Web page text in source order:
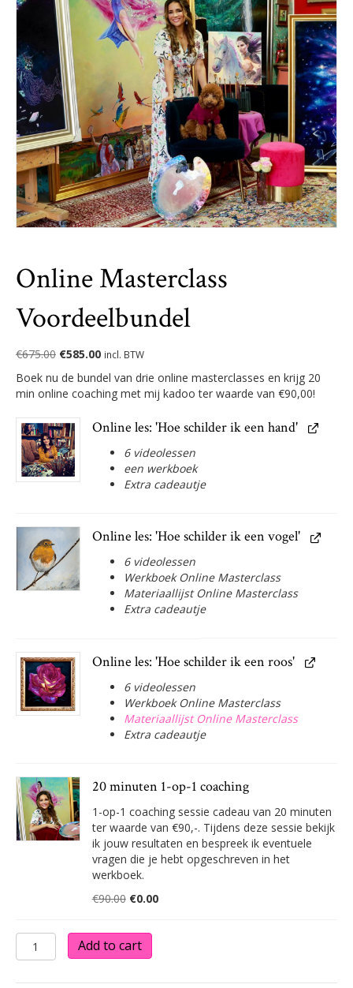
Online Masterclass
Voordeelbundel
€675.00 Original
was:
€675.00.
€585.00Current
is:
€585.00.
incl. BTW
Boek nu de bundel van drie online masterclasses en krijg 20
min online coaching met mij kadoo ter waarde van €90,00!
Online les: 'Hoe schilder ik een hand'
6 videolessen
een werkboek
Extra cadeautje
Online les: 'Hoe schilder ik een vogel'
6 videolessen
Werkboek Online Masterclass
Materiaallijst Online Masterclass
Extra cadeautje
Online les: 'Hoe schilder ik een roos'
6 videolessen
Werkboek Online Masterclass
Materiaallijst Online Masterclass
Extra cadeautje
20 minuten 1-op-1 coaching
1-op-1 coaching sessie cadeau van 20 minuten
ter waarde van €90,-. Tijdens deze sessie bekijk
ik jouw resultaten en bespreek ik eventuele
vragen die je hebt opgeschreven in het
werkboek.
€90.00 Original
was:
€90.00.
€0.00Current
Online
Masterclass
Add to cart